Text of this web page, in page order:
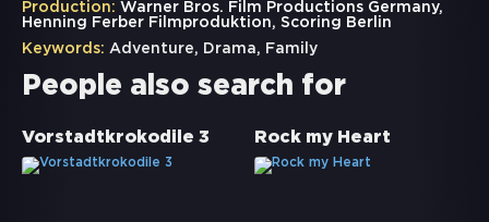
Production: Warner Bros. Film Productions Germany,
Henning Ferber Filmproduktion, Scoring Berlin
Keywords: Adventure, Drama, Family
People also search for
Vorstadtkrokodile 3 Rock my Heart